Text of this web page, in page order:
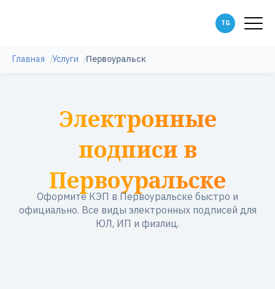
Главная Услуги Первоуральск
Электронные
подписи в
Первоуральске
Оформите КЭП в Первоуральске быстро и
официально. Все виды электронных подписей для
ЮЛ, ИП и физлиц.